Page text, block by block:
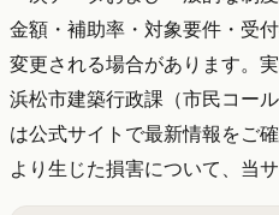
金額・補助率・対象要件・受
変更される場合があります。
浜松市建築行政課（市民コー
は公式サイトで最新情報をご
より生じた損害について、当